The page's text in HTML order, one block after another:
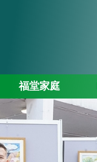
福堂家庭